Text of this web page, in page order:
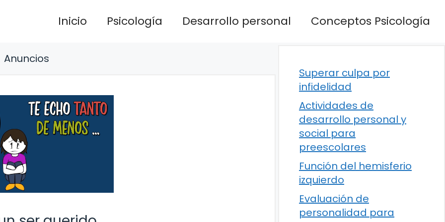
Inicio Psicología Desarrollo personal Conceptos Psicología
Anuncios
Superar culpa por
infidelidad
Actividades de
desarrollo personal y
social para
preescolares
Función del hemisferio
izquierdo
Evaluación de
personalidad para